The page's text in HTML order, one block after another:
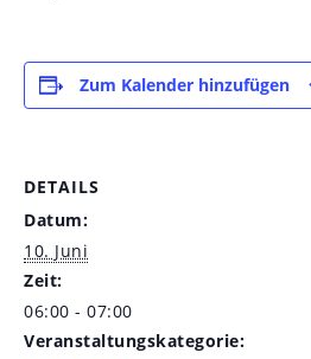
Zum Kalender hinzufügen
DETAILS
Datum:
10. Juni
Zeit:
06:00 - 07:00
Veranstaltungskategorie: